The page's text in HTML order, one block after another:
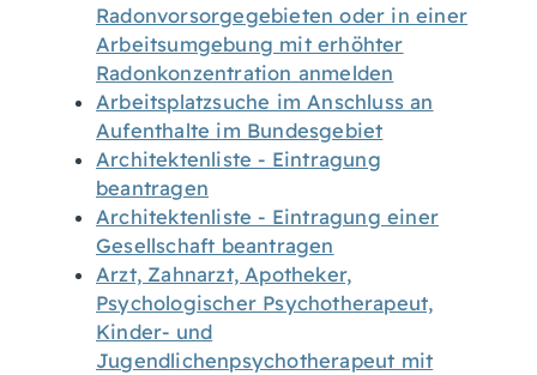
Radonvorsorgegebieten oder in einer
Arbeitsumgebung mit erhöhter
Radonkonzentration anmelden
Arbeitsplatzsuche im Anschluss an
Aufenthalte im Bundesgebiet
Architektenliste - Eintragung
beantragen
Architektenliste - Eintragung einer
Gesellschaft beantragen
Arzt, Zahnarzt, Apotheker,
Psychologischer Psychotherapeut,
Kinder- und
Jugendlichenpsychotherapeut mit